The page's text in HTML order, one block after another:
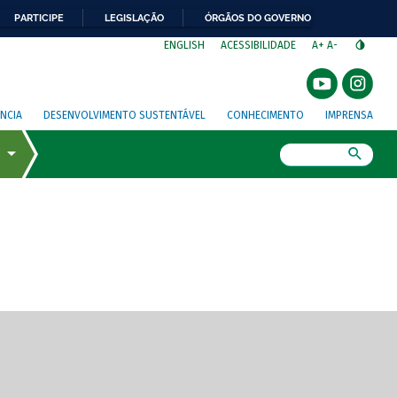
PARTICIPE LEGISLAÇÃO ÓRGÃOS DO GOVERNO
ENGLISH ACESSIBILIDADE A+ A-
DESENVOLVIMENTO SUSTENTÁVEL CONHECIMENTO IMPRENSA
de tela